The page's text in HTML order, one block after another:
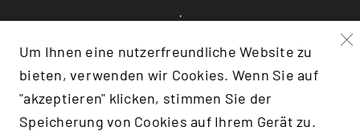
Barrierefreiheit
Um Ihnen eine nutzerfreundliche Website zu
bieten, verwenden wir Cookies. Wenn Sie auf
"akzeptieren" klicken, stimmen Sie der
Speicherung von Cookies auf Ihrem Gerät zu.